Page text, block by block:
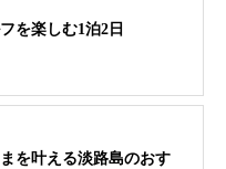
を楽しむ1泊2日
を叶える淡路島のおす